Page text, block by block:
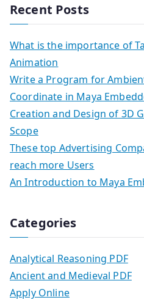
Recent Posts
What is the importance of
Animation
Write a Program for
Coordinate in Maya
Creation and Design of 3D
Scope
These top Advertising
reach more Users
An Introduction to Maya
Categories
Analytical Reasoning PDF
Ancient and Medieval PDF
Apply Online